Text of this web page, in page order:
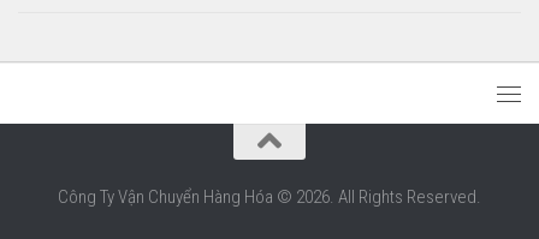
Công Ty Vận Chuyển Hàng Hóa © 2026. All Rights Reserved.